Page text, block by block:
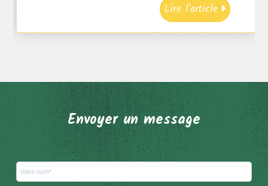
Lire l'article
Envoyer un message
Votre nom et prénom